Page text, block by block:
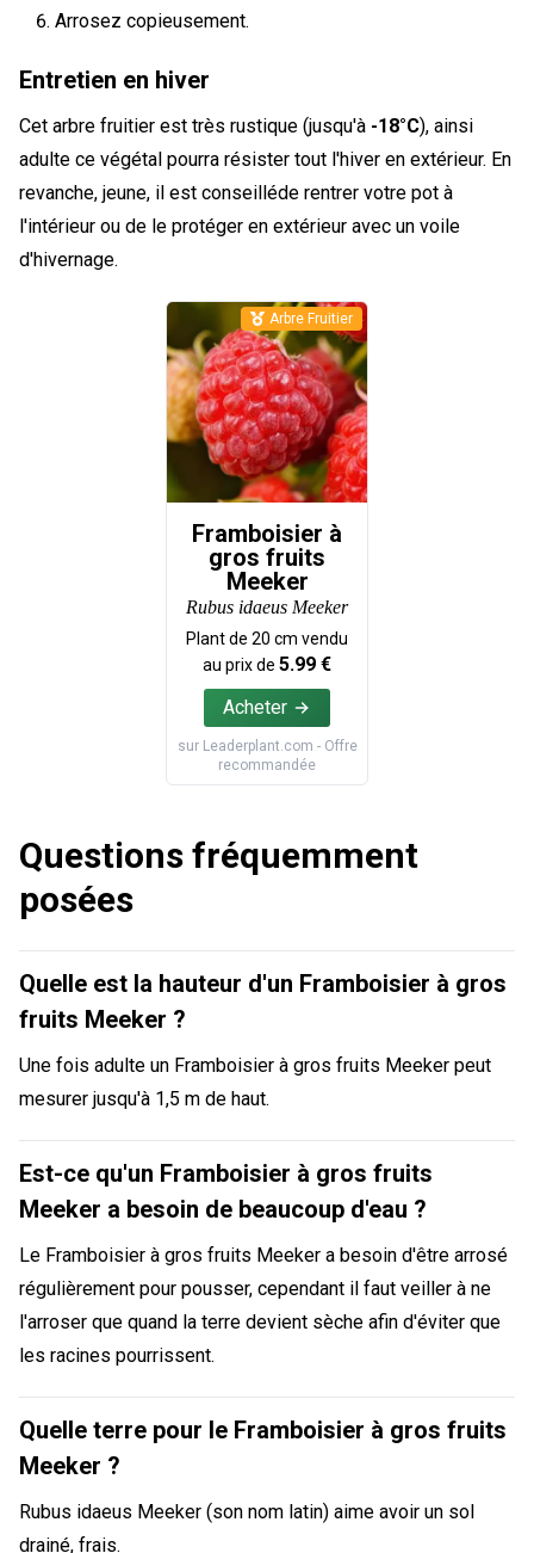
Arrosez copieusement.
Entretien en hiver
Cet arbre fruitier est très rustique (jusqu'à -18°C), ainsi
adulte ce végétal pourra résister tout l'hiver en extérieur. En
revanche, jeune, il est conseilléde rentrer votre pot à
l'intérieur ou de le protéger en extérieur avec un voile
d'hivernage.
Framboisier à
gros fruits
Meeker
Rubus idaeus Meeker
Plant de 20 cm vendu
au prix de 5.99 €
Acheter
sur Leaderplant.com - Offre
recommandée
Arbre Fruitier
Questions fréquemment
posées
Quelle est la hauteur d'un Framboisier à gros
fruits Meeker ?
Une fois adulte un Framboisier à gros fruits Meeker peut
mesurer jusqu'à 1,5 m de haut.
Est-ce qu'un Framboisier à gros fruits
Meeker a besoin de beaucoup d'eau ?
Le Framboisier à gros fruits Meeker a besoin d'être arrosé
régulièrement pour pousser, cependant il faut veiller à ne
l'arroser que quand la terre devient sèche afin d'éviter que
les racines pourrissent.
Quelle terre pour le Framboisier à gros fruits
Meeker ?
Rubus idaeus Meeker (son nom latin) aime avoir un sol
drainé, frais.